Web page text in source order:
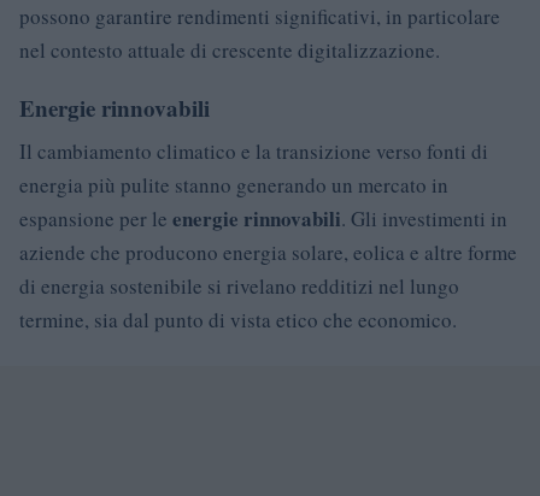
possono garantire rendimenti significativi, in particolare
nel contesto attuale di crescente digitalizzazione.
Energie rinnovabili
Il cambiamento climatico e la transizione verso fonti di
energia più pulite stanno generando un mercato in
espansione per le energie rinnovabili. Gli investimenti in
aziende che producono energia solare, eolica e altre forme
di energia sostenibile si rivelano redditizi nel lungo
termine, sia dal punto di vista etico che economico.